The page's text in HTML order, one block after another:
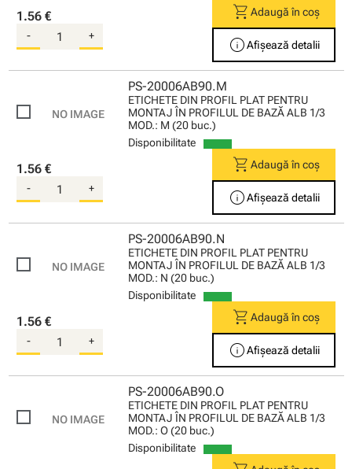
1.56 €
- +
shopping_cartAdaugă în coș
infoAfișează detalii
PS-20006AB90.M
ETICHETE DIN PROFIL PLAT PENTRU
MONTAJ ÎN PROFILUL DE BAZĂ ALB 1/3
MOD.: M (20 buc.)
Disponibilitate
1.56 €
- +
shopping_cartAdaugă în coș
infoAfișează detalii
PS-20006AB90.N
ETICHETE DIN PROFIL PLAT PENTRU
MONTAJ ÎN PROFILUL DE BAZĂ ALB 1/3
MOD.: N (20 buc.)
Disponibilitate
1.56 €
- +
shopping_cartAdaugă în coș
infoAfișează detalii
PS-20006AB90.O
ETICHETE DIN PROFIL PLAT PENTRU
MONTAJ ÎN PROFILUL DE BAZĂ ALB 1/3
MOD.: O (20 buc.)
Disponibilitate